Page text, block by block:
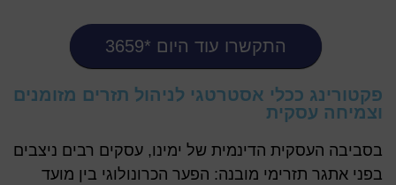
התקשרו עוד היום *3659
פקטורינג ככלי אסטרטגי לניהול תזרים מזומנים
וצמיחה עסקית
בסביבה העסקית הדינמית של ימינו, עסקים רבים ניצבים
בפני אתגר תזרימי מובנה: הפער הכרונולוגי בין מועד